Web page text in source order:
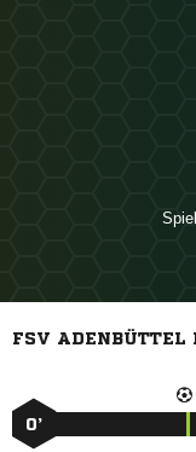
FSV ADENBÜTTEL
0’